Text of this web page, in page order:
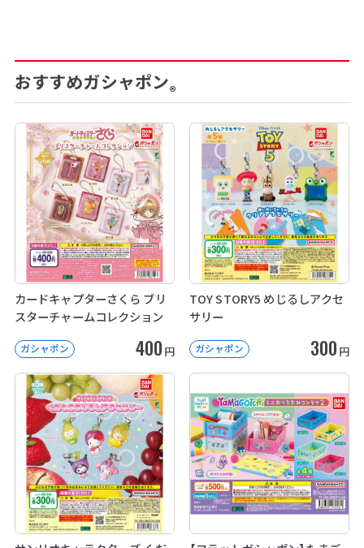
おすすめガシャポン®
カードキャプターさくら ブリ
スターチャームコレクション
ガシャポン 400 円
TOY STORY5 めじるしアクセ
サリー
ガシャポン 300 円